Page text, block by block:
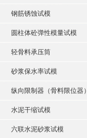
钢筋锈蚀试模
圆柱体砼弹性模量试模
轻骨料承压筒
砂浆保水率试模
纵向限制器（骨料限位器）
水泥干缩试模
六联水泥砂浆试模